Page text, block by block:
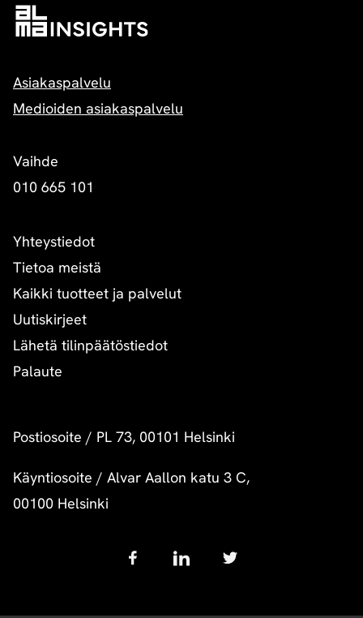
Asiakaspalvelu
Medioiden asiakaspalvelu
Vaihde
010 665 101
Yhteystiedot
Tietoa meistä
Kaikki tuotteet ja palvelut
Uutiskirjeet
Lähetä tilinpäätöstiedot
Palaute
Postiosoite / PL 73, 00101 Helsinki
Käyntiosoite / Alvar Aallon katu 3 C,
00100 Helsinki